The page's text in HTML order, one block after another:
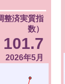
整済実質指
数）
101.7
年5月